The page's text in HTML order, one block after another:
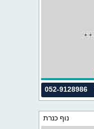
052-9128986
נוף כנרת